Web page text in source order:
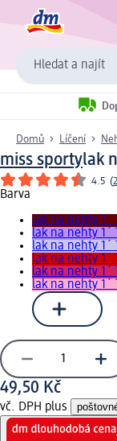
Hledat a najít
Domů Líčení
miss sportylak
4.5 (
Barva
lak na nehty 1´
lak na nehty 1´
lak na nehty 1´
lak na nehty 1´
lak na nehty 1´
lak na nehty 1´
49,50 Kč
vč. DPH plus